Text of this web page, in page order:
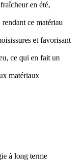
en été,
ce matériau
et favorisant
ce qui en fait un
matériaux
à long terme